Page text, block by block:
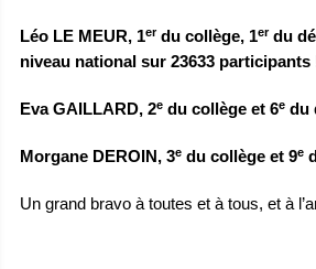
Léo LE MEUR, 1erdu collège, 1erdu
niveau national sur 23633 participants
Eva GAILLARD, 2e du collège et 6e du
Morgane DEROIN, 3e du collège et 9e
Un grand bravo à toutes et à tous, et à